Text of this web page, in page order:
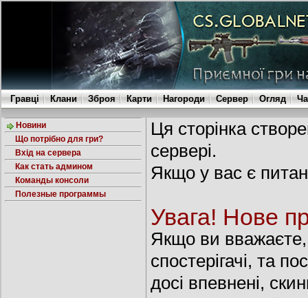
Гравці Клани Зброя Карти Нагороди Сервер Огляд